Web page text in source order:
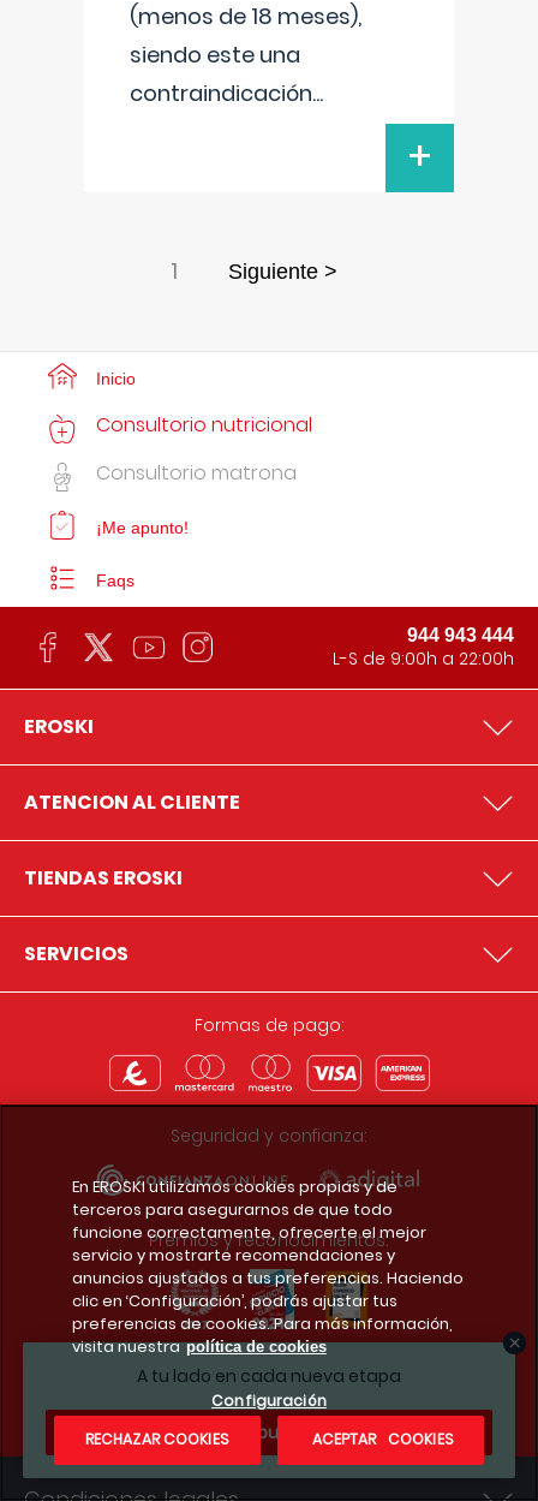
(menos de 18 meses),
siendo este una
contraindicación...
+
1 Siguiente >
A tu lado en cada nueva etapa
¿Te apuntas?
Inicio
Consultorio nutricional
Consultorio matrona
¡Me apunto!
Faqs
944 943 444
L-S de 9:00h a 22:00h
EROSKI
ATENCION AL CLIENTE
TIENDAS EROSKI
SERVICIOS
Formas de pago:
Seguridad y confianza:
Premios y reconocimientos:
Descarga la app del club
En EROSKI utilizamos cookies propias y de
terceros para asegurarnos de que todo
funcione correctamente, ofrecerte el mejor
servicio y mostrarte recomendaciones y
anuncios ajustados a tus preferencias. Haciendo
clic en ‘Configuración’, podrás ajustar tus
preferencias de cookies. Para más información,
visita nuestra política de cookies
Configuración
RECHAZAR COOKIES
ACEPTAR COOKIES